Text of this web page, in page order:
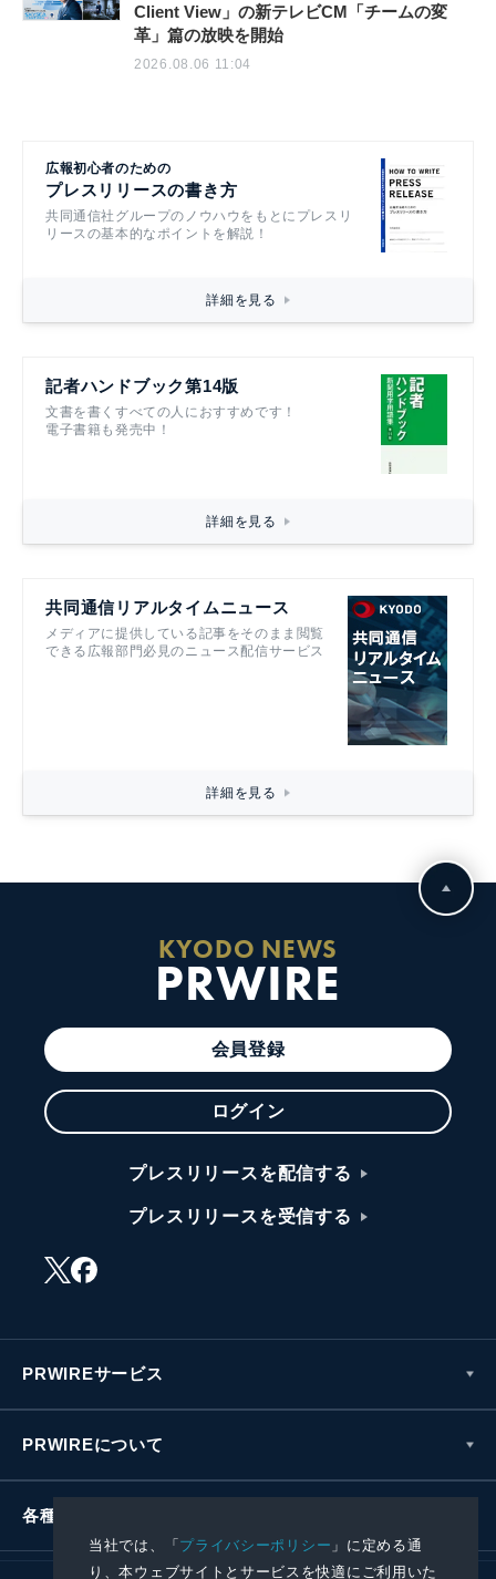
当社では、「プライバシーポリシー 」に定める通
り、本ウェブサイトとサービスを快適にご利用いた
Client View」の新テレビCM「チームの変
革」篇の放映を開始
2026.08.06 11:04
広報初心者のための
プレスリリースの書き方
共同通信社グループのノウハウをもとにプレスリ
リースの基本的なポイントを解説！
詳細を見る
記者ハンドブック第14版
文書を書くすべての人におすすめです！
電子書籍も発売中！
詳細を見る
共同通信リアルタイムニュース
メディアに提供している記事をそのまま閲覧
できる広報部門必見のニュース配信サービス
詳細を見る
KYODO NEWS
PRWIRE
会員登録
ログイン
プレスリリースを配信する
プレスリリースを受信する
PRWIREサービス
PRWIREについて
各種お問い合わせ